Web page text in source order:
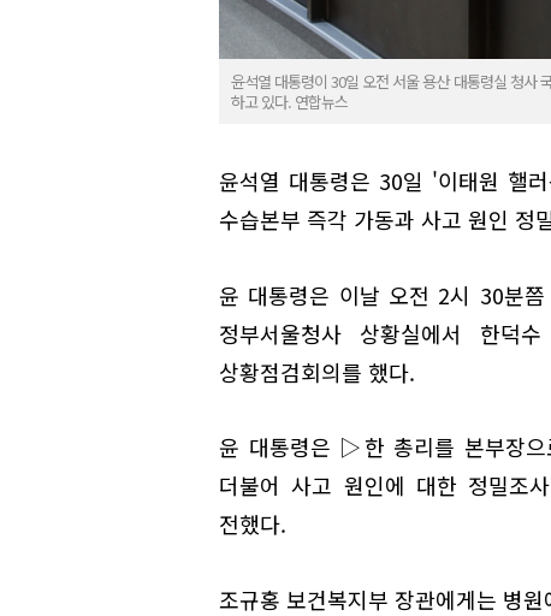
윤석열 대통령이 30일 오전 서울 용산 대통령실 청사
하고 있다. 연합뉴스
윤석열 대통령은 30일 '이태원 핼
수습본부 즉각 가동과 사고 원인 정
윤 대통령은 이날 오전 2시 30분
정부서울청사 상황실에서 한덕
상황점검회의를 했다.
윤 대통령은 ▷한 총리를 본부장
더불어 사고 원인에 대한 정밀조
전했다.
조규홍 보건복지부 장관에게는 병